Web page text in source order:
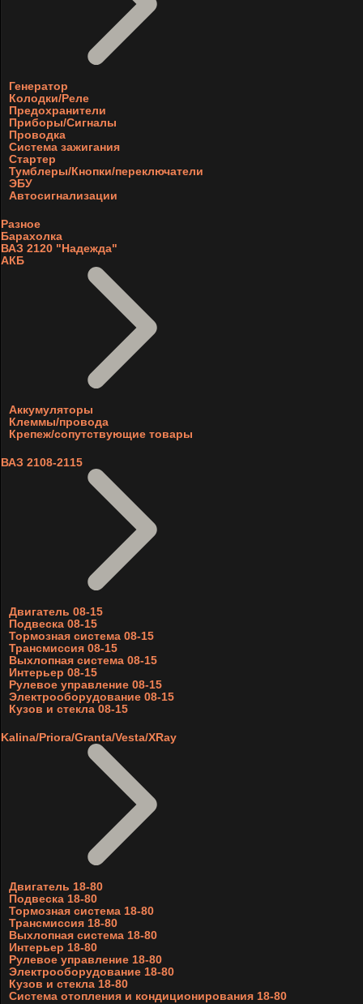
Генератор
Колодки/Реле
Предохранители
Приборы/Сигналы
Проводка
Система зажигания
Стартер
Тумблеры/Кнопки/переключатели
ЭБУ
Автосигнализации
Разное
Барахолка
ВАЗ 2120 "Надежда"
АКБ
Аккумуляторы
Клеммы/провода
Крепеж/сопутствующие товары
ВАЗ 2108-2115
Двигатель 08-15
Подвеска 08-15
Тормозная система 08-15
Трансмиссия 08-15
Выхлопная система 08-15
Интерьер 08-15
Рулевое управление 08-15
Электрооборудование 08-15
Кузов и стекла 08-15
Kalina/Priora/Granta/Vesta/XRay
Двигатель 18-80
Подвеска 18-80
Тормозная система 18-80
Трансмиссия 18-80
Выхлопная система 18-80
Интерьер 18-80
Рулевое управление 18-80
Электрооборудование 18-80
Кузов и стекла 18-80
Система отопления и кондиционирования 18-80